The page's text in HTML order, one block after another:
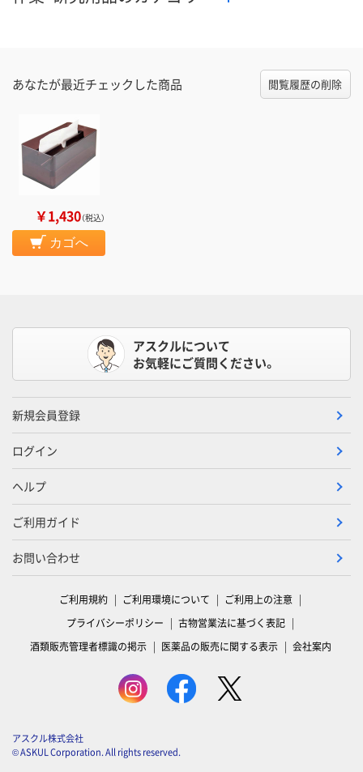
あなたが最近チェックした商品 閲覧履歴の削除
￥1,430（税込）
カゴへ
アスクルについて
お気軽にご質問ください。
新規会員登録
ログイン
ヘルプ
ご利用ガイド
お問い合わせ
ご利用規約 ご利用環境について
ご利用上の注意
プライバシーポリシー
古物営業法に基づく表記
酒類販売管理者標識の掲示
医薬品の販売に関する表示 会社案内
アスクル株式会社
© ASKUL Corporation. All rights reserved.